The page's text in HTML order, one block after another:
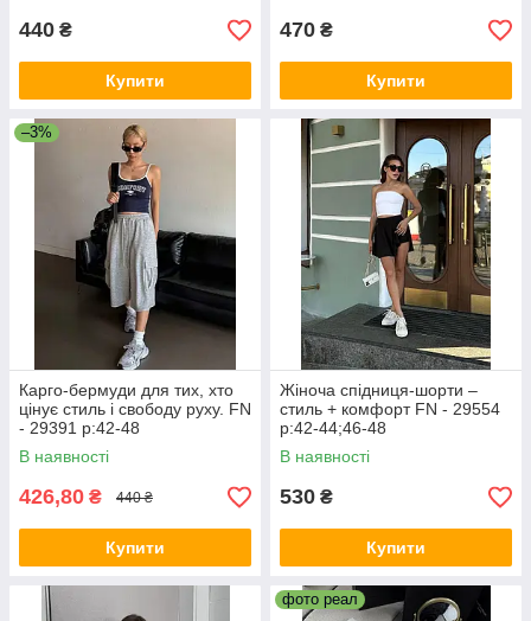
440 ₴
Купити
470 ₴
Купити
–3%
Карго-бермуди для тих, хто
цінує стиль і свободу руху. FN
- 29391 р:42-48
В наявності
426,80 ₴ 440 ₴
Купити
Жіноча спідниця-шорти –
стиль + комфорт FN - 29554
р:42-44;46-48
В наявності
530 ₴
Купити
фото реал